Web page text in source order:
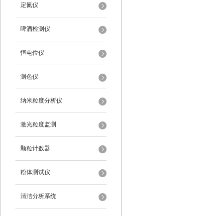
定氮仪
啤酒检测仪
恒电位仪
测色仪
纳米粒度分析仪
激光粒度监测
颗粒计数器
粉体测试仪
清洁分析系统